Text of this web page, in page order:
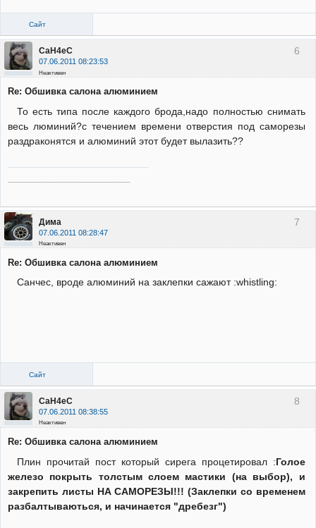
Сайт
6
CaH4eC
07.06.2011 08:23:53
Неактивен
Re: Обшивка салона алюминием
То есть типа после каждого брода,надо полностью снимать
весь люминий?с течением времени отверстия под саморезы
раздраконятся и алюминий этот будет вылазить??
7
Дима
07.06.2011 08:28:47
Неактивен
Re: Обшивка салона алюминием
Санчес, вроде алюминий на заклепки сажают :whistling:
Сайт
8
CaH4eC
07.06.2011 08:38:55
Неактивен
Re: Обшивка салона алюминием
Плин прочитай пост который сирега процетировал :Голое
железо покрыть толстым слоем мастики (на выбор), и
закрепить листы НА САМОРЕЗЫ!!! (Заклепки со временем
разбалтываються, и начинается "дребезг")